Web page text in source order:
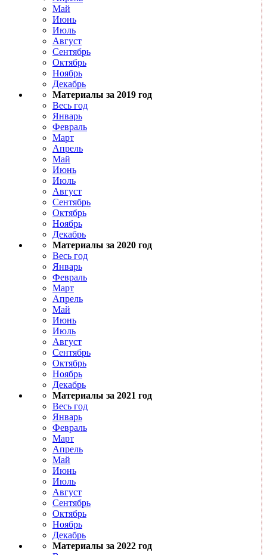
Май
Июнь
Июль
Август
Сентябрь
Октябрь
Ноябрь
Декабрь
Материалы за 2019 год
Весь год
Январь
Февраль
Март
Апрель
Май
Июнь
Июль
Август
Сентябрь
Октябрь
Ноябрь
Декабрь
Материалы за 2020 год
Весь год
Январь
Февраль
Март
Апрель
Май
Июнь
Июль
Август
Сентябрь
Октябрь
Ноябрь
Декабрь
Материалы за 2021 год
Весь год
Январь
Февраль
Март
Апрель
Май
Июнь
Июль
Август
Сентябрь
Октябрь
Ноябрь
Декабрь
Материалы за 2022 год